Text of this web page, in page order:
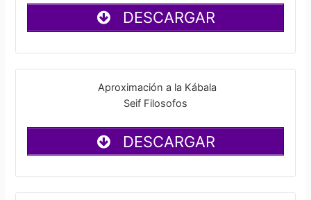
DESCARGAR
Aproximación a la Kábala
Seif Filosofos
DESCARGAR